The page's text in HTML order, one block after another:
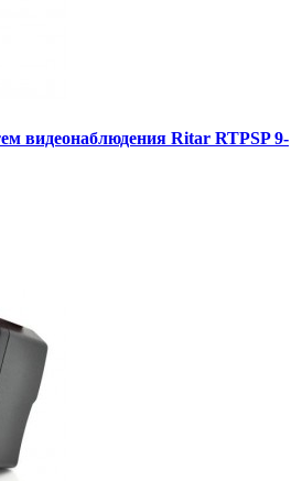
видеонаблюдения Ritar RTPSP 9-